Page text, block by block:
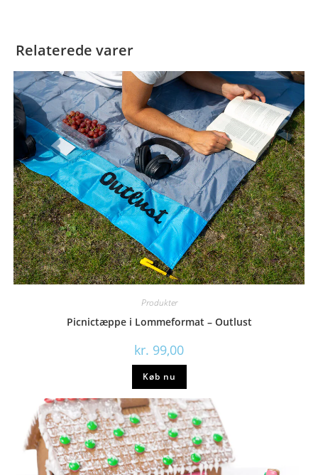
Relaterede varer
Produkter
Picnictæppe i Lommeformat – Outlust
kr. 99,00
Køb nu